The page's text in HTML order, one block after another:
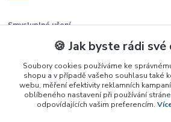
Smysluplné učení
+420 737 937 936
info@smysluplneuceni.cz
🍪 Jak byste rádi své
Soubory cookies používáme ke
shopu a v případě vašeho souhlasu také
webu, měření efektivity reklamních
oblíbeného nastavení při používání
odpovídajících vašim preferencím.